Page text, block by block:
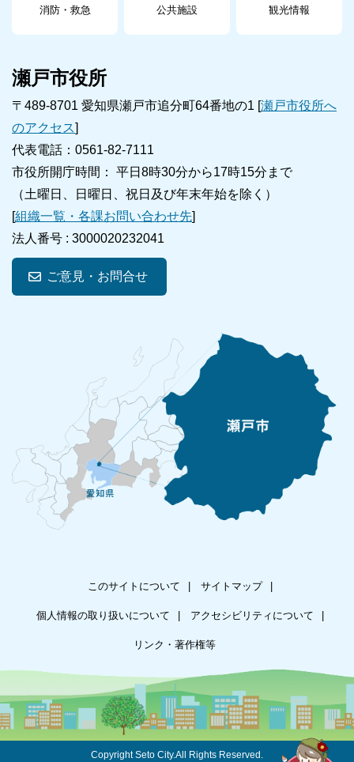
消防・救急 公共施設 観光情報
瀬戸市役所
〒489-8701 愛知県瀬戸市追分町64番地の1 [瀬戸市役所へ
のアクセス]
代表電話：0561-82-7111
市役所開庁時間： 平日8時30分から17時15分まで
（土曜日、日曜日、祝日及び年末年始を除く）
[組織一覧・各課お問い合わせ先]
法人番号 : 3000020232041
ご意見・お問合せ
このサイトについて サイトマップ
個人情報の取り扱いについて アクセシビリティについて
リンク・著作権等
Copyright Seto City.All Rights Reserved.